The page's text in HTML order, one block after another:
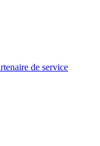
de service